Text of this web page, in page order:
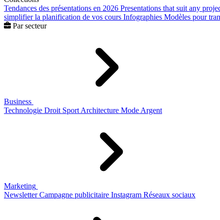
Tendances des présentations en 2026 Presentations that suit any
simplifier la planification de vos cours Infographies Modèles pour
Par secteur
Business
Technologie Droit Sport Architecture Mode Argent
Marketing
Newsletter Campagne publicitaire Instagram Réseaux sociaux